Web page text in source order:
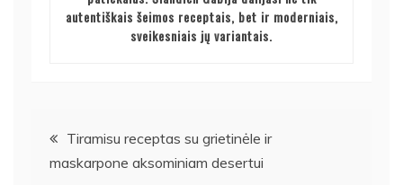
autentiškais šeimos receptais, bet ir moderniais,
sveikesniais jų variantais.
Navigacija
Tiramisu receptas su grietinėle ir
maskarpone aksominiam desertui